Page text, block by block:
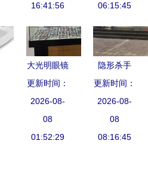
17-136）
豪眼镜销售
部供应
16:41:56
的“睛”彩世
06:15:45
大光明眼镜
店(骆驼欧
尚店)信息
全览 电
话、地址、
更新时间：
2026-08-
08
01:52:29
隐形杀手
错误验光与
配镜，99%
的人不知不
觉毁掉双眼
更新时间：
2026-08-
08
08:16:45